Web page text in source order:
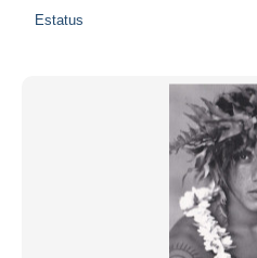
Estatus